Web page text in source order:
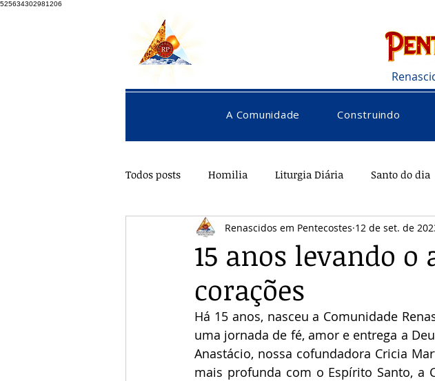
525634302981206
A Comunidade Construindo
Todos posts Homilia Liturgia Diária Santo do dia
Pentecostes Galeria Orações Saúde
15 anos levando o
corações
Renascidos em Pentecostes 12 de set. de
Há 15 anos, nasceu a Comunidade
uma jornada de fé, amor e entrega a
Anastácio, nossa cofundadora Cricia
mais profunda com o Espírito Santo, a